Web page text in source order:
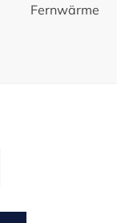
Fernwärme